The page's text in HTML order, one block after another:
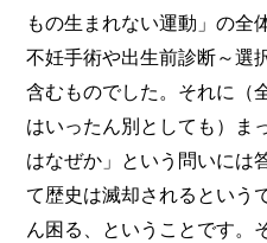
もの生まれない運動」の全
不妊手術や出生前診断～選
含むものでした。それに（
はいったん別としても）ま
はなぜか」という問いには
て歴史は滅却されるという
ん困る、ということです。